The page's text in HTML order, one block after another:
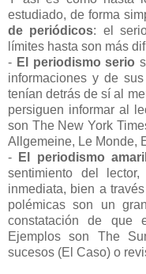
estudiado, de forma
de periódicos: el
límites hasta son más
- El periodismo serio
informaciones y de
tenían detrás de sí al
persiguen informar al
son The New York
Allgemeine, Le Monde,
-
El periodismo
sentimiento del
inmediata, bien a
polémicas son un
constatación de
Ejemplos son The
sucesos (El Caso) o